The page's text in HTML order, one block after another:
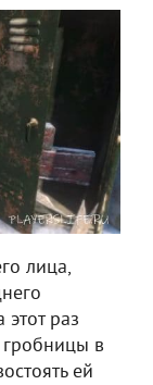
лица,
раз
в
ей